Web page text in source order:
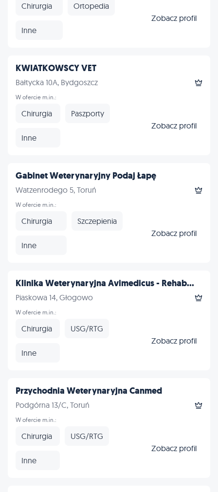
Chirurgia Ortopedia
Inne
Zobacz profil
KWIATKOWSCY VET
Bałtycka 10A, Bydgoszcz
W ofercie m.in.:
Chirurgia Paszporty
Inne
Zobacz profil
Gabinet Weterynaryjny Podaj Łapę
Watzenrodego 5, Toruń
W ofercie m.in.:
Chirurgia Szczepienia
Inne
Zobacz profil
Klinika Weterynaryjna Avimedicus - Rehab...
Piaskowa 14, Głogowo
W ofercie m.in.:
Chirurgia USG/RTG
Inne
Zobacz profil
Przychodnia Weterynaryjna Canmed
Podgórna 13/C, Toruń
W ofercie m.in.:
Chirurgia USG/RTG
Inne
Zobacz profil